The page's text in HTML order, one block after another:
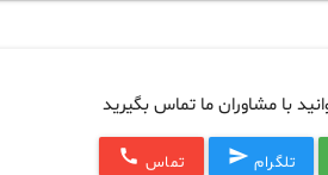
با مشاوران ما تماس بگیرید
تلگرام send تماس call